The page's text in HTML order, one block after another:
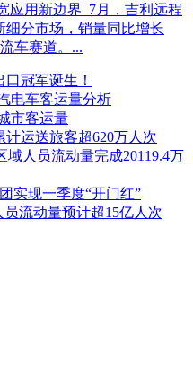
应用新边界 7月，吉利远程
分市场，销量同比增长
车赛道。...
冠军诞生！
电车客运量分析
市客运量
运送旅客超620万人次
域人员流动量完成20119.4万
实现一季度“开门红”
流动量预计超15亿人次